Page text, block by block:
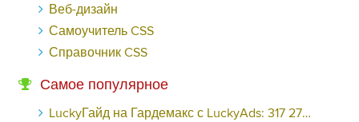
Веб-дизайн
Самоучитель CSS
Справочник CSS
Самое популярное
LuckyГайд на Гардемакс с LuckyAds: 317 279 рублей за 10 дней - «Надо знать»